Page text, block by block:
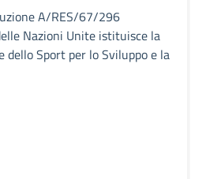
A/RES/67/296
Nazioni Unite istituisce la
dello Sport per lo Sviluppo e la